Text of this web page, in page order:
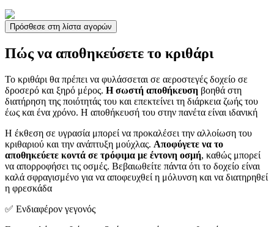
Πρόσθεσε στη λίστα αγορών
Πώς να αποθηκεύσετε το κριθάρι
Το κριθάρι θα πρέπει να φυλάσσεται σε αεροστεγές δοχείο σε
δροσερό και ξηρό μέρος. Η σωστή αποθήκευση βοηθά στη
διατήρηση της ποιότητάς του και επεκτείνει τη διάρκεια ζωής του
έως και ένα χρόνο. Η αποθήκευσή του στην πανέτα είναι ιδανική
Η έκθεση σε υγρασία μπορεί να προκαλέσει την αλλοίωση του
κριθαριού και την ανάπτυξη μούχλας. Αποφύγετε να το
αποθηκεύετε κοντά σε τρόφιμα με έντονη οσμή, καθώς μπορεί
να απορροφήσει τις οσμές. Βεβαιωθείτε πάντα ότι το δοχείο είναι
καλά σφραγισμένο για να αποφευχθεί η μόλυνση και να διατηρηθεί
η φρεσκάδα
✅ Ενδιαφέρον γεγονός